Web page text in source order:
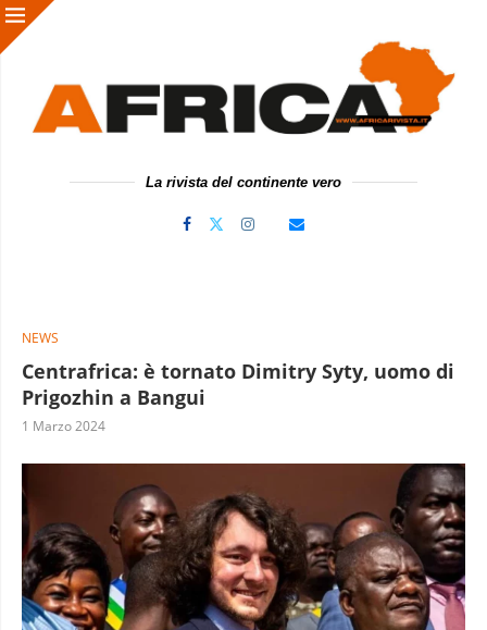
La rivista del continente vero
NEWS
Centrafrica: è tornato Dimitry Syty, uomo di
Prigozhin a Bangui
1 Marzo 2024